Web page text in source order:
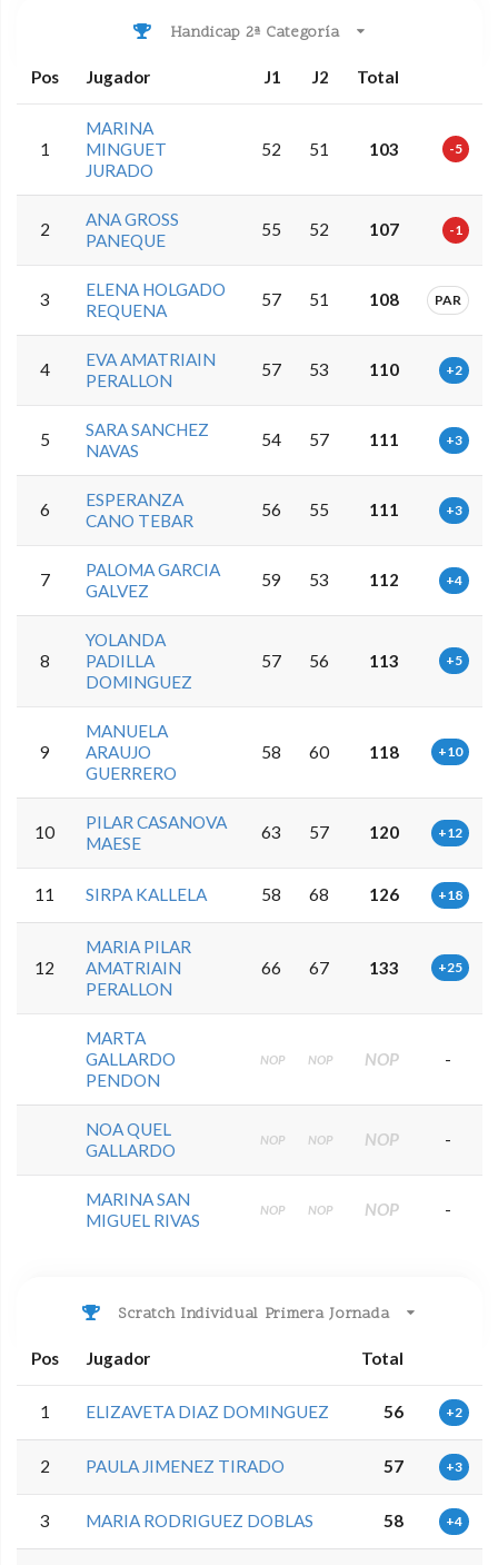
Handicap 2ª Categoría
Pos Jugador J1 J2 Total
1
MARINA
MINGUET
JURADO
52 51 103 -5
2
ANA GROSS
PANEQUE
55 52 107 -1
3
ELENA HOLGADO
REQUENA
57 51 108 PAR
4
EVA AMATRIAIN
PERALLON
57 53 110 +2
5
SARA SANCHEZ
NAVAS
54 57 111 +3
6
ESPERANZA
CANO TEBAR
56 55 111 +3
7
PALOMA GARCIA
GALVEZ
59 53 112 +4
8
YOLANDA
PADILLA
DOMINGUEZ
57 56 113 +5
9
MANUELA
ARAUJO
GUERRERO
58 60 118 +10
10
PILAR CASANOVA
MAESE
63 57 120 +12
11 SIRPA KALLELA 58 68 126 +18
12
MARIA PILAR
AMATRIAIN
PERALLON
66 67 133 +25
MARTA
GALLARDO
PENDON
NOP NOP NOP -
NOA QUEL
GALLARDO
NOP NOP NOP -
MARINA SAN
MIGUEL RIVAS
NOP NOP NOP -
Scratch Individual Primera Jornada
Pos Jugador Total
1 ELIZAVETA DIAZ DOMINGUEZ 56 +2
2 PAULA JIMENEZ TIRADO 57 +3
3 MARIA RODRIGUEZ DOBLAS 58 +4